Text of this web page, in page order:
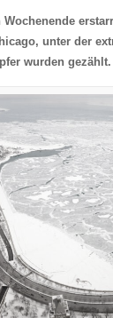
unter der
wurden gezählt.